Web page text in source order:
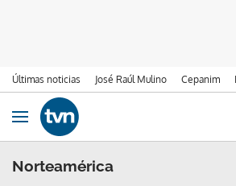
Últimas noticias José Raúl Mulino Cepanim
Ir al contenido
Obrir navegació
Norteamérica